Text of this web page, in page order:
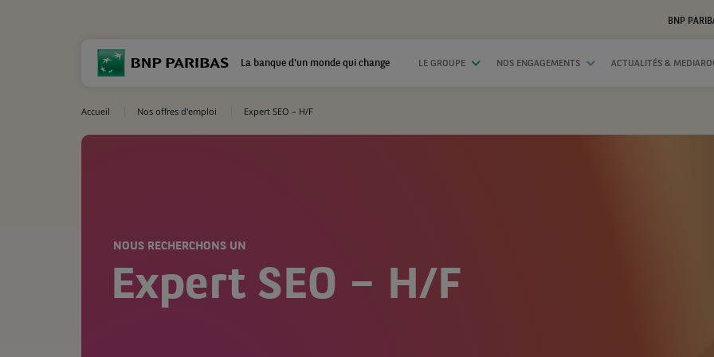
BNP
La banque d'un monde qui change LE GROUPE NOS ENGAGEMENTS ACTUALITÉS &
Accueil Nos offres d'emploi Expert SEO – H/F
NOUS RECHERCHONS UN
Expert SEO – H/F